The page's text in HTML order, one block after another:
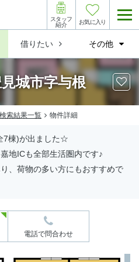
借りたい その他
スタッフ
紹介
お気に入り
城市字与根
索結果一覧 物件詳細
7棟)が出ました☆
地ICも全部生活圏内です♪
、荷物の多い方にもおすすめで
電話で問合わせ